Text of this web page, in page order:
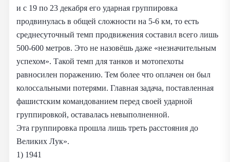
и с 19 по 23 декабря его ударная группировка
продвинулась в общей сложности на 5-6 км, то есть
среднесуточный темп продвижения составил всего лишь
500-600 метров. Это не назовёшь даже «незначительным
успехом». Такой темп для танков и мотопехоты
равносилен поражению. Тем более что оплачен он был
колоссальными потерями. Главная задача, поставленная
фашистским командованием перед своей ударной
группировкой, оставалась невыполненной.
Эта группировка прошла лишь треть расстояния до
Великих Лук».
1) 1941